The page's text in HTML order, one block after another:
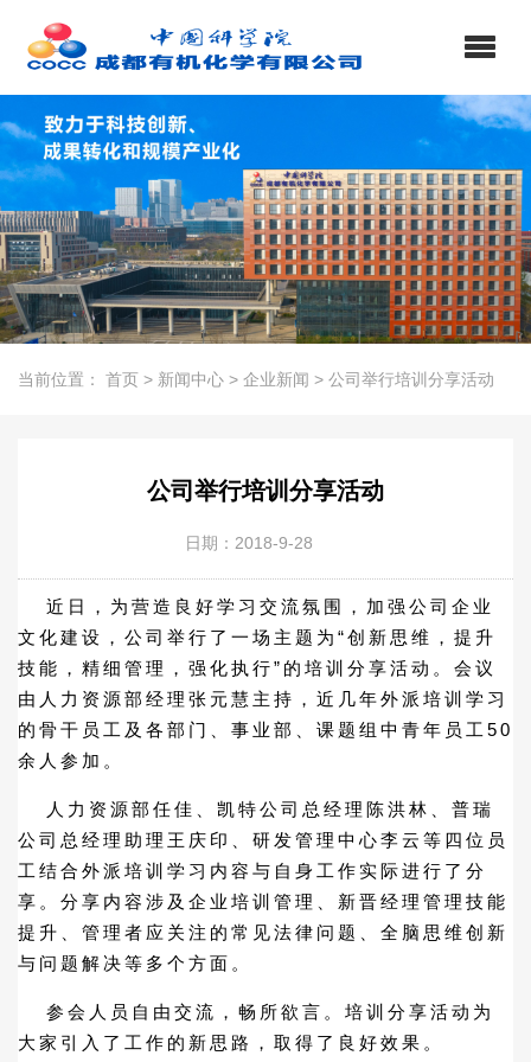
当前位置： 首页 > 新闻中心 > 企业新闻 > 公司举行培训分享活动
公司举行培训分享活动
日期：2018-9-28
近日，为营造良好学习交流氛围，加强公司企业
文化建设，公司举行了一场主题为“创新思维，提升
技能，精细管理，强化执行”的培训分享活动。会议
由人力资源部经理张元慧主持，近几年外派培训学习
的骨干员工及各部门、事业部、课题组中青年员工50
余人参加。
人力资源部任佳、凯特公司总经理陈洪林、普瑞
公司总经理助理王庆印、研发管理中心李云等四位员
工结合外派培训学习内容与自身工作实际进行了分
享。分享内容涉及企业培训管理、新晋经理管理技能
提升、管理者应关注的常见法律问题、全脑思维创新
与问题解决等多个方面。
参会人员自由交流，畅所欲言。培训分享活动为
大家引入了工作的新思路，取得了良好效果。